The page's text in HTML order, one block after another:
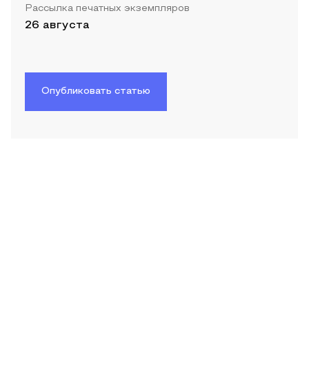
Рассылка печатных экземпляров
26 августа
Опубликовать статью